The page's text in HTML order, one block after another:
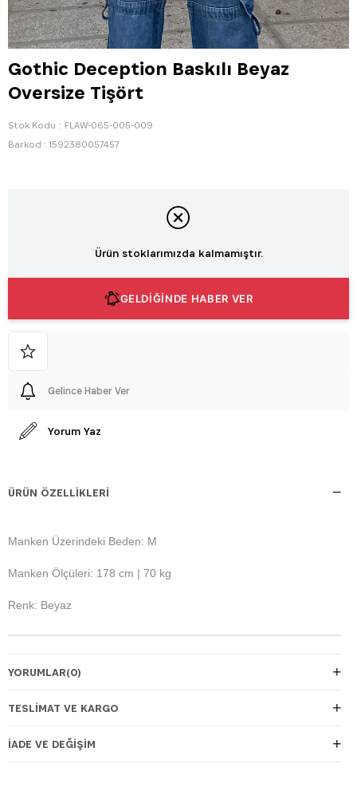
Gothic Deception Baskılı Beyaz
Oversize Tişört
Stok Kodu
FLAW-065-005-009
Barkod : 1592380057457
Ürün stoklarımızda kalmamıştır.
GELDİĞİNDE HABER VER
Gelince Haber Ver
Yorum Yaz
ÜRÜN ÖZELLIKLERI
Manken Üzerindeki Beden: M
Manken Ölçüleri: 178 cm | 70 kg
Renk: Beyaz
YORUMLAR(0)
TESLIMAT VE KARGO
İADE VE DEĞIŞIM